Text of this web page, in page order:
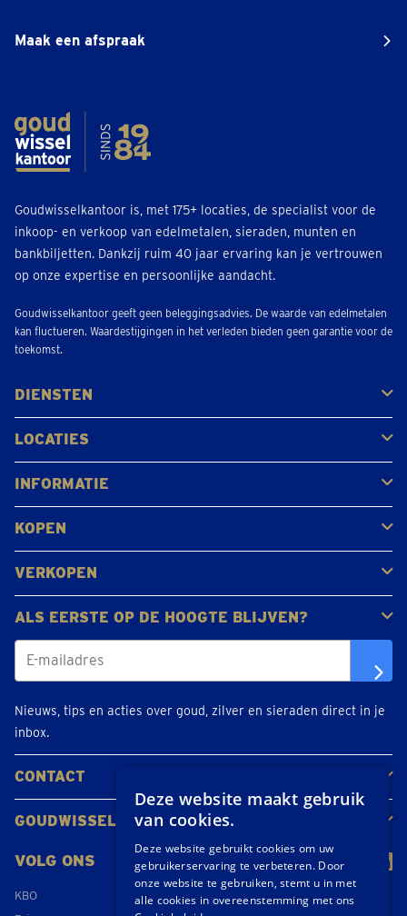
Maak een afspraak
Goudwisselkantoor is, met 175+ locaties, de specialist voor de
inkoop- en verkoop van edelmetalen, sieraden, munten en
bankbiljetten. Dankzij ruim 40 jaar ervaring kan je vertrouwen
op onze expertise en persoonlijke aandacht.
Goudwisselkantoor geeft geen beleggingsadvies. De waarde van edelmetalen
kan fluctueren. Waardestijgingen in het verleden bieden geen garantie voor de
toekomst.
DIENSTEN
Kopen
Verkopen
Veilen
LOCATIES
Antwerpen
Brugge
Kapellen
Leuven
Mol
Schilde
Sint-Niklaas
Bekijk alle locaties
INFORMATIE
Veelgestelde vragen
Klantbeoordelingen
KOPEN
Goud kopen
Platina en palladium kopen
Zilver kopen
VERKOPEN
Gouden juwelen
Gouden munten
Gouden staven
ALS EERSTE OP DE HOOGTE BLIJVEN?
Nieuws, tips en acties over goud, zilver en sieraden direct in je
inbox.
CONTACT
Neem contact op
Maak een afspraak
Locaties
GOUDWISSELKANTOOR
VOLG ONS
KBO
Deze website maakt gebruik
van cookies.
Deze website gebruikt cookies om uw
gebruikerservaring te verbeteren. Door
onze website te gebruiken, stemt u in met
alle cookies in overeenstemming met ons